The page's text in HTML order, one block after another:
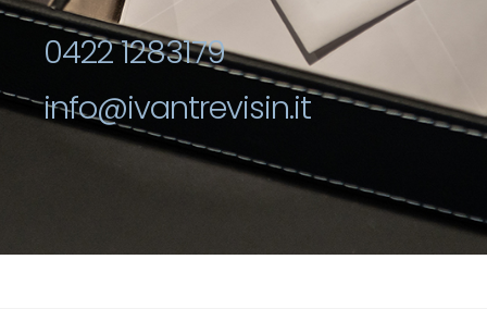
0422 1283179
info@ivantrevisin.it